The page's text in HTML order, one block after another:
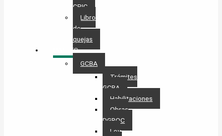
CPIC
Libro
de
quejas
TRÁMITES
GCBA
Trámites
GCBA
Habilitaciones
Obras
DGROC
Ley